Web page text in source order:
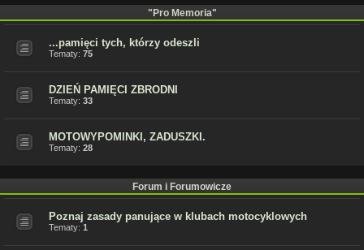
"Pro Memoria"
...pamięci tych, którzy odeszli
Tematy: 75
DZIEŃ PAMIĘCI ZBRODNI
Tematy: 33
MOTOWYPOMINKI, ZADUSZKI.
Tematy: 28
Forum i Forumowicze
Poznaj zasady panujące w klubach motocyklowych
Tematy: 1